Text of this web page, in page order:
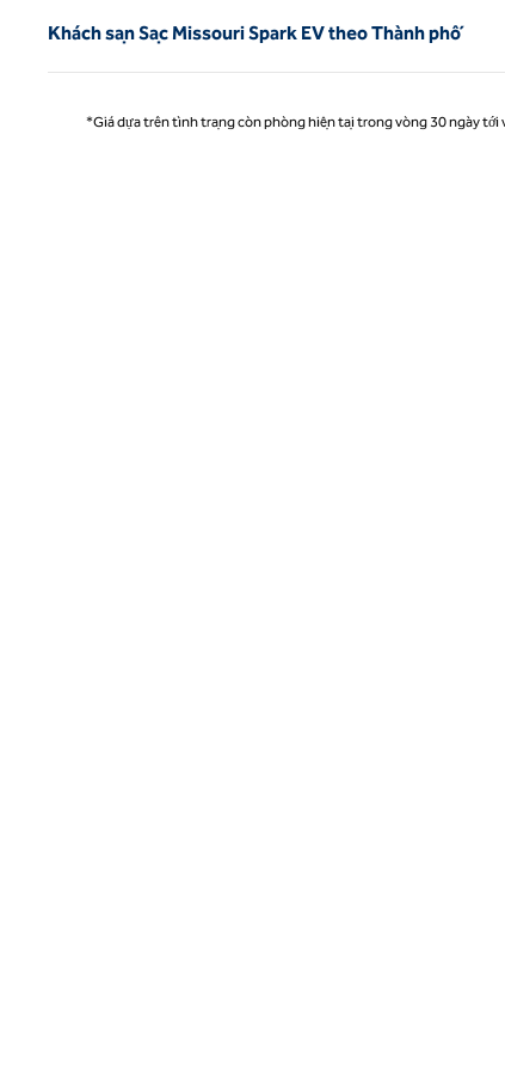
Khách sạn Sạc Missouri Spark EV theo Thành phố
*Giá dựa trên tình trạng còn phòng hiện tại trong vòng 30 ngày tới